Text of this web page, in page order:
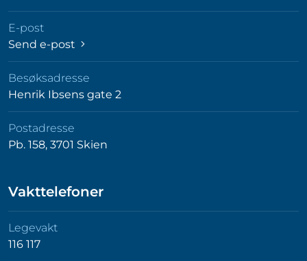
E-post
Send e-post
Besøksadresse
Henrik Ibsens gate 2
Postadresse
Pb. 158, 3701 Skien
Vakttelefoner
Legevakt
116 117